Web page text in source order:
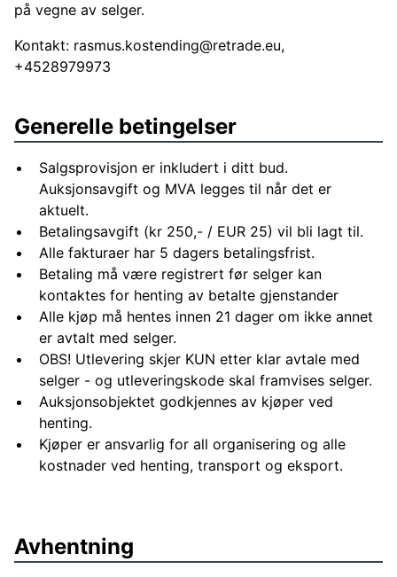
på vegne av selger.
Kontakt: rasmus.kostending@retrade.eu,
+4528979973
Generelle betingelser
Salgsprovisjon er inkludert i ditt bud.
Auksjonsavgift og MVA legges til når det er
aktuelt.
Betalingsavgift (kr 250,- / EUR 25) vil bli lagt til.
Alle fakturaer har 5 dagers betalingsfrist.
Betaling må være registrert før selger kan
kontaktes for henting av betalte gjenstander
Alle kjøp må hentes innen 21 dager om ikke annet
er avtalt med selger.
OBS! Utlevering skjer KUN etter klar avtale med
selger - og utleveringskode skal framvises selger.
Auksjonsobjektet godkjennes av kjøper ved
henting.
Kjøper er ansvarlig for all organisering og alle
kostnader ved henting, transport og eksport.
Avhentning